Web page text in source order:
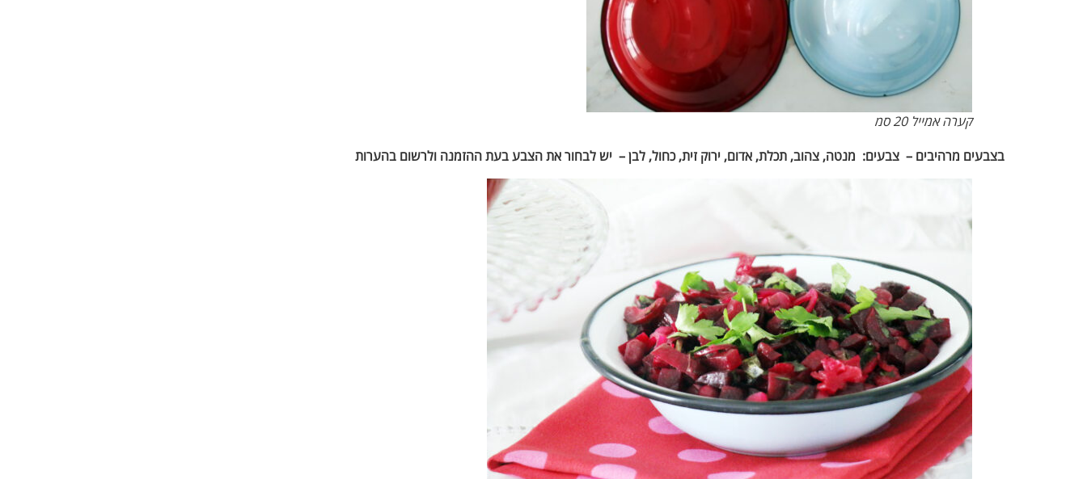
קערה אמייל 20 סמ
בצבעים מרהיבים – צבעים: מנטה, צהוב, תכלת, אדום, ירוק זית, כחול, לבן – יש לבחור את הצבע בעת ההזמנה ולרשום בהערות